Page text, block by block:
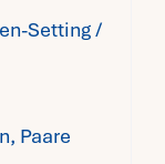
Setting /
Paare